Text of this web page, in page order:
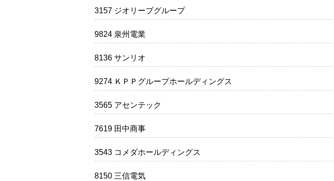
3157 ジオリーブグループ
9824 泉州電業
8136 サンリオ
9274 ＫＰＰグループホールディングス
3565 アセンテック
7619 田中商事
3543 コメダホールディングス
8150 三信電気